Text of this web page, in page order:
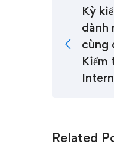
Kỳ
dành
cùng
Kiểm
Related